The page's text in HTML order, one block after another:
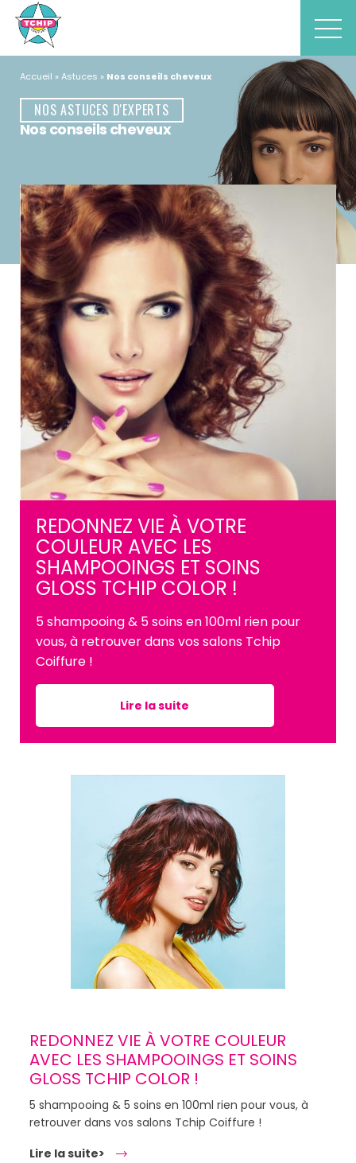
Accueil Astuces Nos conseils cheveux
NOS ASTUCES D'EXPERTS
Nos conseils cheveux
REDONNEZ VIE À VOTRE
COULEUR AVEC LES
SHAMPOOINGS ET SOINS
GLOSS TCHIP COLOR !
5 shampooing & 5 soins en 100ml rien pour
vous, à retrouver dans vos salons Tchip
Coiffure !
Lire la suite
REDONNEZ VIE À VOTRE COULEUR
AVEC LES SHAMPOOINGS ET SOINS
GLOSS TCHIP COLOR !
5 shampooing & 5 soins en 100ml rien pour vous, à
retrouver dans vos salons Tchip Coiffure !
Lire la suite>